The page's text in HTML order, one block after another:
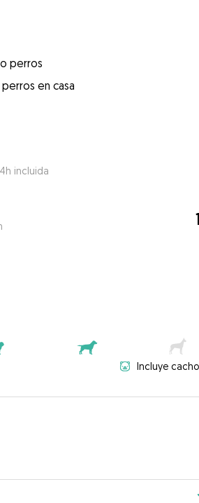
perros
en casa
incluida
Incluye